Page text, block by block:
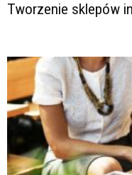
Tworzenie sklepów